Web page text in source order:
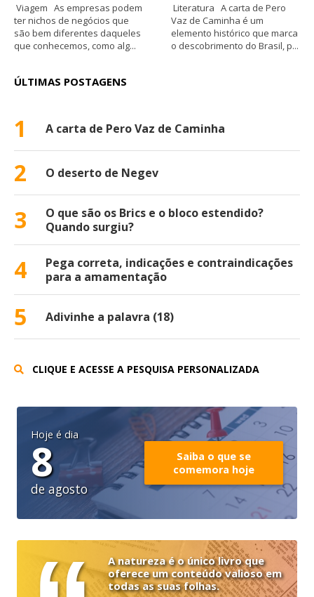
Viagem As empresas podem
ter nichos de negócios que
são bem diferentes daqueles
que conhecemos, como alg...
Literatura A carta de Pero
Vaz de Caminha é um
elemento histórico que marca
o descobrimento do Brasil, p...
ÚLTIMAS POSTAGENS
1 A carta de Pero Vaz de Caminha
2 O deserto de Negev
3
O que são os Brics e o bloco estendido?
Quando surgiu?
4
Pega correta, indicações e contraindicações
para a amamentação
5 Adivinhe a palavra (18)
CLIQUE E ACESSE A PESQUISA PERSONALIZADA
Hoje é dia
8
de agosto
Saiba o que se
comemora hoje
A natureza é o único livro que
oferece um conteúdo valioso em
todas as suas folhas.